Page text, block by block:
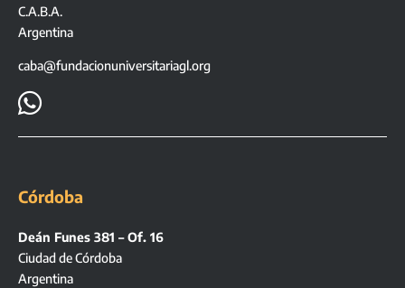
C.A.B.A.
Argentina
caba@fundacionuniversitariagl.org

Córdoba
Deán Funes 381 – Of. 16
Ciudad de Córdoba
Argentina